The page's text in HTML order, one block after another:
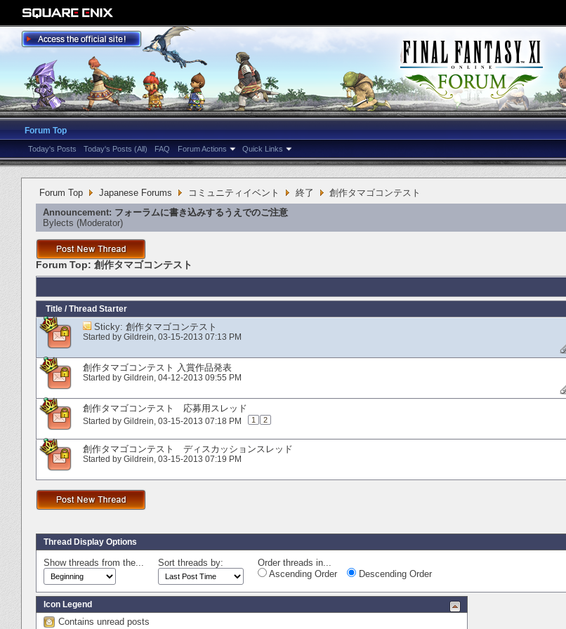
Forum Top
Today's Posts Today's Posts (All) FAQ Forum Actions Quick Links
Forum Top Japanese Forums コミュニティイベント 終了
創作タマゴコンテスト
Announcement: フォーラムに書き込みするうえでのご注意
Bylects ‎(Moderator)
Forum Top: 創作タマゴコンテスト
Title / Thread Starter
Sticky: 創作タマゴコンテスト
Started by Gildrein‎, 03-15-2013 07:13 PM
創作タマゴコンテスト 入賞作品発表
Started by Gildrein‎, 04-12-2013 09:55 PM
創作タマゴコンテスト 応募用スレッド
Started by Gildrein‎, 03-15-2013 07:18 PM 1 2
創作タマゴコンテスト ディスカッションスレッド
Started by Gildrein‎, 03-15-2013 07:19 PM
Thread Display Options
Show threads from the... Sort threads by:
Order threads in...
Ascending Order
Descending Order
Icon Legend
Contains unread posts